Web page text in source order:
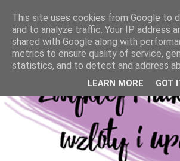
This site uses cookies from Google to
and to analyze traffic. Your IP address
shared with Google along with
metrics to ensure quality of service,
statistics, and to detect and address
LEARN MORE GOT